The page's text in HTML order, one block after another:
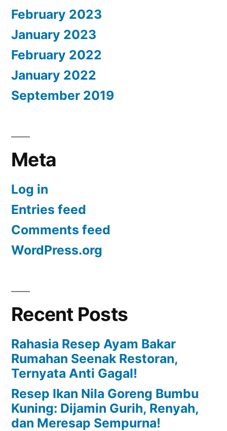
February 2023
January 2023
February 2022
January 2022
September 2019
Meta
Log in
Entries feed
Comments feed
WordPress.org
Recent Posts
Rahasia Resep Ayam Bakar
Rumahan Seenak Restoran,
Ternyata Anti Gagal!
Resep Ikan Nila Goreng Bumbu
Kuning: Dijamin Gurih, Renyah,
dan Meresap Sempurna!